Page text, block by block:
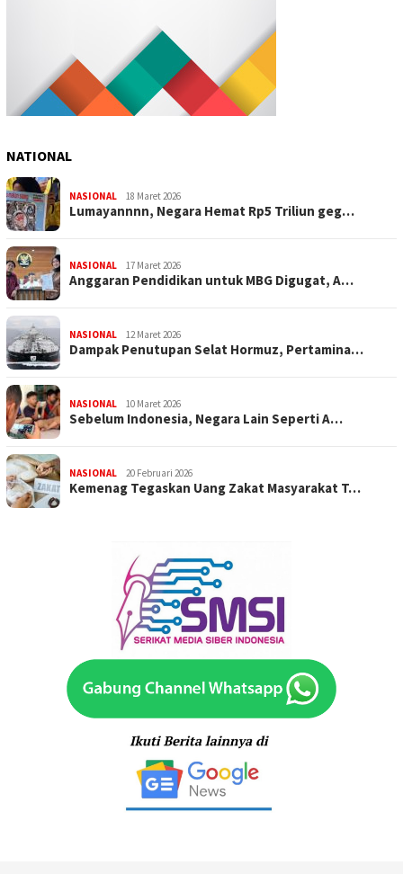
NATIONAL
NASIONAL 18 Maret 2026
Lumayannnn, Negara Hemat Rp5 Triliun geg…
NASIONAL 17 Maret 2026
Anggaran Pendidikan untuk MBG Digugat, A…
NASIONAL 12 Maret 2026
Dampak Penutupan Selat Hormuz, Pertamina…
NASIONAL 10 Maret 2026
Sebelum Indonesia, Negara Lain Seperti A…
NASIONAL 20 Februari 2026
Kemenag Tegaskan Uang Zakat Masyarakat T…